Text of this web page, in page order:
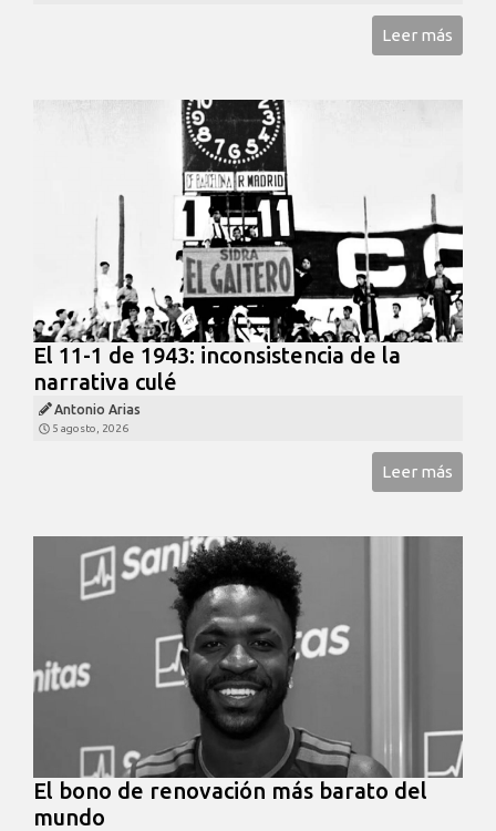
Leer más
El 11-1 de 1943: inconsistencia de la
narrativa culé
Antonio Arias
5 agosto, 2026
Leer más
El bono de renovación más barato del
mundo